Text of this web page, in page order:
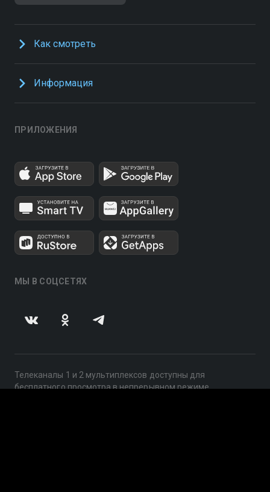
Как смотреть
Информация
ПРИЛОЖЕНИЯ
МЫ В СОЦСЕТЯХ
Телеканалы 1 и 2 мультиплексов доступны для
бесплатного просмотра в непрерывном режиме,